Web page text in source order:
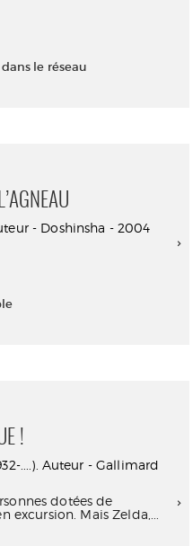
le réseau
- Doshinsha - 2004
!
....). Auteur - Gallimard
dotées de
excursion. Mais Zelda,...